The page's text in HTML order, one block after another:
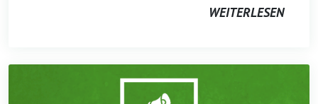
WEITERLESEN